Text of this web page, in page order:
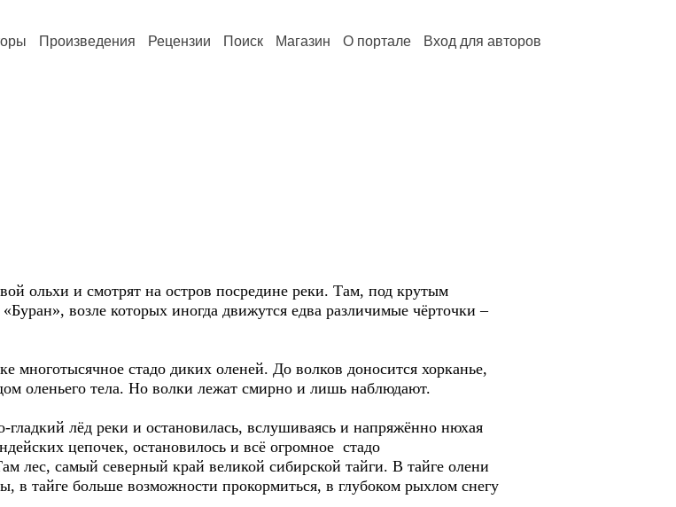
Произведения Рецензии Поиск Магазин О портале Вход для авторов
ольхи и смотрят на остров посредине реки. Там, под крутым
возле которых иногда движутся едва различимые чёрточки –
многотысячное стадо диких оленей. До волков доносится хорканье,
оленьего тела. Но волки лежат смирно и лишь наблюдают.
лёд реки и остановилась, вслушиваясь и напряжённо нюхая
цепочек, остановилось и всё огромное стадо
лес, самый северный край великой сибирской тайги. В тайге олени
в тайге больше возможности прокормиться, в глубоком рыхлом снегу